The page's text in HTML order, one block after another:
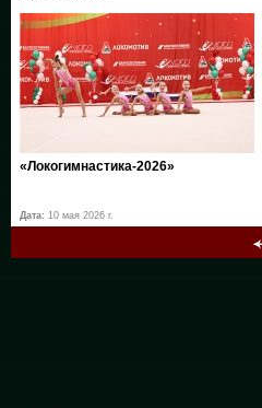
«Локогимнастика-2026»
Дата: 10 мая 2026 г.